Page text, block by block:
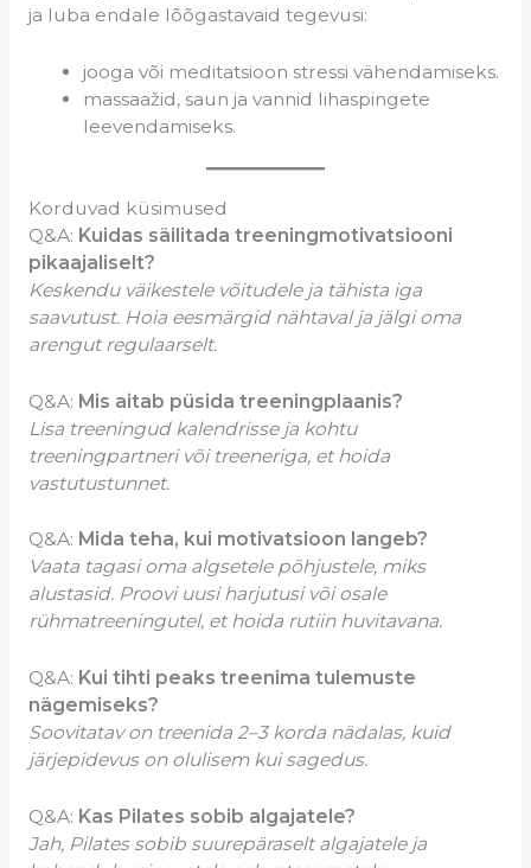
ja luba endale lõõgastavaid tegevusi:
jooga või meditatsioon stressi vähendamiseks.
massaažid, saun ja vannid lihaspingete
leevendamiseks.
Korduvad küsimused
Q&A: Kuidas säilitada treeningmotivatsiooni
pikaajaliselt?
Keskendu väikestele võitudele ja tähista iga
saavutust. Hoia eesmärgid nähtaval ja jälgi oma
arengut regulaarselt.
Q&A: Mis aitab püsida treeningplaanis?
Lisa treeningud kalendrisse ja kohtu
treeningpartneri või treeneriga, et hoida
vastutustunnet.
Q&A: Mida teha, kui motivatsioon langeb?
Vaata tagasi oma algsetele põhjustele, miks
alustasid. Proovi uusi harjutusi või osale
rühmatreeningutel, et hoida rutiin huvitavana.
Q&A: Kui tihti peaks treenima tulemuste
nägemiseks?
Soovitatav on treenida 2–3 korda nädalas, kuid
järjepidevus on olulisem kui sagedus.
Q&A: Kas Pilates sobib algajatele?
Jah, Pilates sobib suurepäraselt algajatele ja